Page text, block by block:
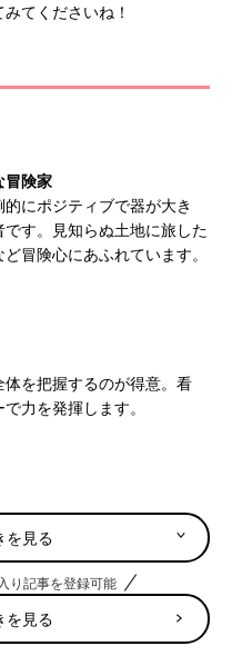
てくださいね！
冒険家
にポジティブで器が大き
す。見知らぬ土地に旅した
冒険心にあふれています。
を把握するのが得意。看
力を発揮します。
スポーツやお出かけのとき
て。
を見る
り記事を登録可能
を見る